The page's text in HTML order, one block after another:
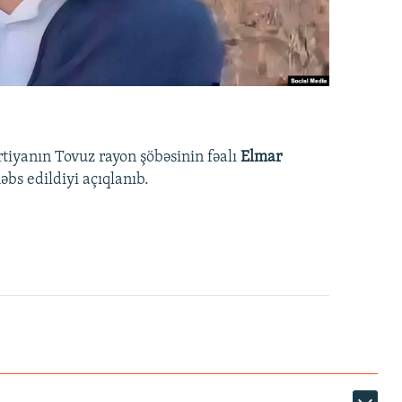
Tovuz rayon şöbəsinin fəalı Elmar
edildiyi açıqlanıb.